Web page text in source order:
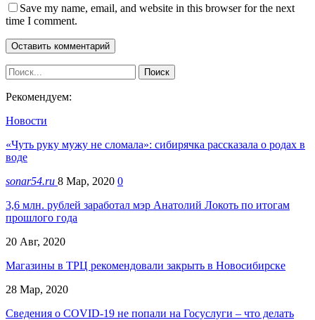
Save my name, email, and website in this browser for the next
time I comment.
Рекомендуем:
Новости
«Чуть руку мужу не сломала»: сибирячка рассказала о родах в
воде
sonar54.ru 8 Мар, 2020 0
3,6 млн. рублей заработал мэр Анатолий Локоть по итогам
прошлого года
20 Авг, 2020
Магазины в ТРЦ рекомендовали закрыть в Новосибирске
28 Мар, 2020
Сведения о COVID-19 не попали на Госуслуги – что делать